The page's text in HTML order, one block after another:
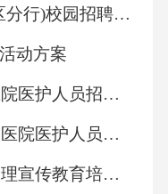
营管理等方面
见函XXXX份、召
XXX条，梳理归
障、社会责任
项具体问题。
宣传栏等平台，
2026年交通银行(广西区分行)校园招聘笔试参考试题及答案详解
动方案
2025年北京大学第三医院医护人员招聘考试题库附答案详解
2025年上海市第七人民医院医护人员招聘考试试题附答案详解
2026河北邢台市应急管理宣传教育培训中心招聘劳务派遣工作人员5名笔试备考题库及答案详解